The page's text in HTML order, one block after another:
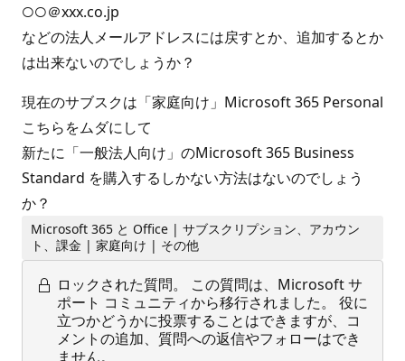
○○＠xxx.co.jp
などの法人メールアドレスには戻すとか、追加するとか
は出来ないのでしょうか？
現在のサブスクは「家庭向け」Microsoft 365 Personal
こちらをムダにして
新たに「一般法人向け」のMicrosoft 365 Business
Standard を購入するしかない方法はないのでしょう
か？
Microsoft 365 と Office | サブスクリプション、アカウン
ト、課金 | 家庭向け | その他
ロックされた質問。
この質問は、Microsoft サ
ポート コミュニティから移行されました。 役に
立つかどうかに投票することはできますが、コ
メントの追加、質問への返信やフォローはでき
ません。